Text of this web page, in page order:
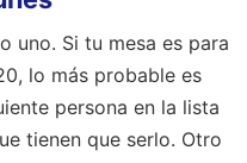
uno. Si tu mesa es para
lo más probable es
persona en la lista
tienen que serlo. Otro